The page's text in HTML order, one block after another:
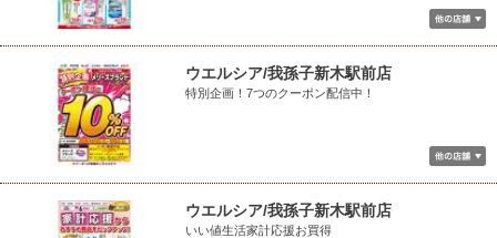
ウエルシア/我孫子新木駅前店
特別企画！7つのクーポン配信中！
ウエルシア/我孫子新木駅前店
いい値生活家計応援お買得